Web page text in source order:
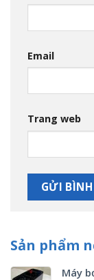
Email
Trang web
Sản phẩm
Máy